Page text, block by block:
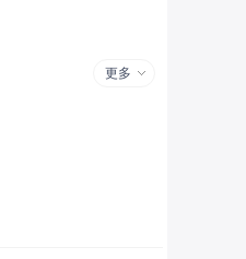
更多